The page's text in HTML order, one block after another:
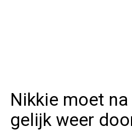
Nikkie moet
gelijk weer